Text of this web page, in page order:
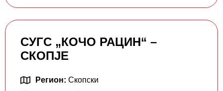
СУГС „КОЧО РАЦИН“ –
СКОПЈЕ
Регион: Скопски